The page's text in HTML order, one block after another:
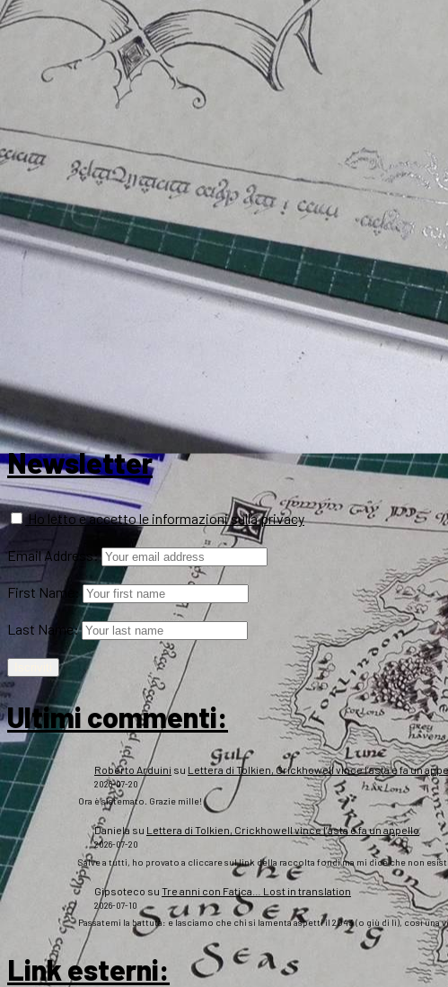
Newsletter
Ho letto e accetto le informazioni sulla privacy
Email Address:
First Name:
Last Name:
Ultimi commenti:
Roberto Arduini su Lettera di Tolkien, Crickhowell vince l’asta e fa un
2026-07-20
Ora è sistemato. Grazie mille!
Daniela su Lettera di Tolkien, Crickhowell vince l’asta e fa un appello
2026-07-20
Salve a tutti, ho provato a cliccare sul link della raccolta fondi ma mi dice che non
Gipsoteco su Tre anni con Fatica… Lost in translation
2026-07-10
Passatemi la battuta: e lasciamo che chi si lamenta aspetti il 2043 (o giù di lì), così una
Link esterni: